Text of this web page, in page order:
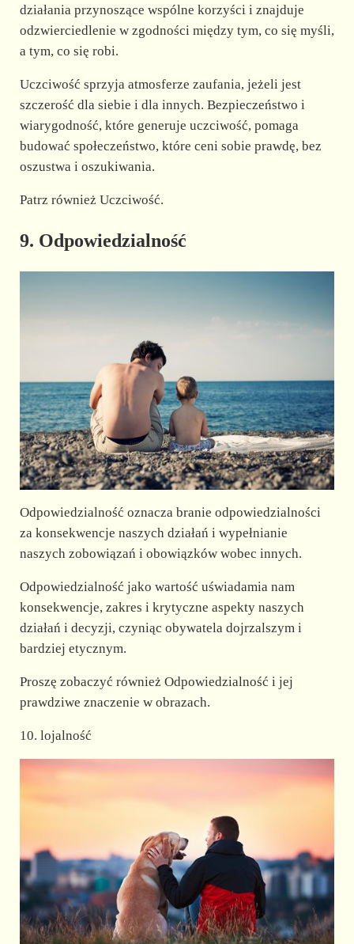
działania przynoszące wspólne korzyści i znajduje
odzwierciedlenie w zgodności między tym, co się myśli,
a tym, co się robi.
Uczciwość sprzyja atmosferze zaufania, jeżeli jest
szczerość dla siebie i dla innych. Bezpieczeństwo i
wiarygodność, które generuje uczciwość, pomaga
budować społeczeństwo, które ceni sobie prawdę, bez
oszustwa i oszukiwania.
Patrz również Uczciwość.
9. Odpowiedzialność
Odpowiedzialność oznacza branie odpowiedzialności
za konsekwencje naszych działań i wypełnianie
naszych zobowiązań i obowiązków wobec innych.
Odpowiedzialność jako wartość uświadamia nam
konsekwencje, zakres i krytyczne aspekty naszych
działań i decyzji, czyniąc obywatela dojrzalszym i
bardziej etycznym.
Proszę zobaczyć również Odpowiedzialność i jej
prawdziwe znaczenie w obrazach.
10. lojalność